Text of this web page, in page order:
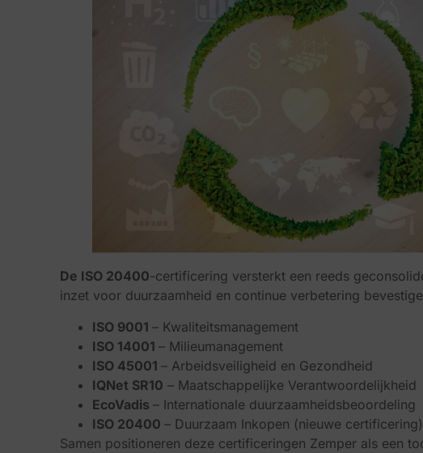
De ISO 20400-certificering versterkt een reeds
inzet voor duurzaamheid en continue verbetering
ISO 9001 – Kwaliteitsmanagement
ISO 14001 – Milieumanagement
ISO 45001 – Arbeidsveiligheid en Gezondheid
IQNet SR10 – Maatschappelijke Verantwoordelijkheid
EcoVadis – Internationale duurzaamheidsbeoordeling
ISO 20400 – Duurzaam Inkopen (nieuwe certificering)
Samen positioneren deze certificeringen Zemper als een